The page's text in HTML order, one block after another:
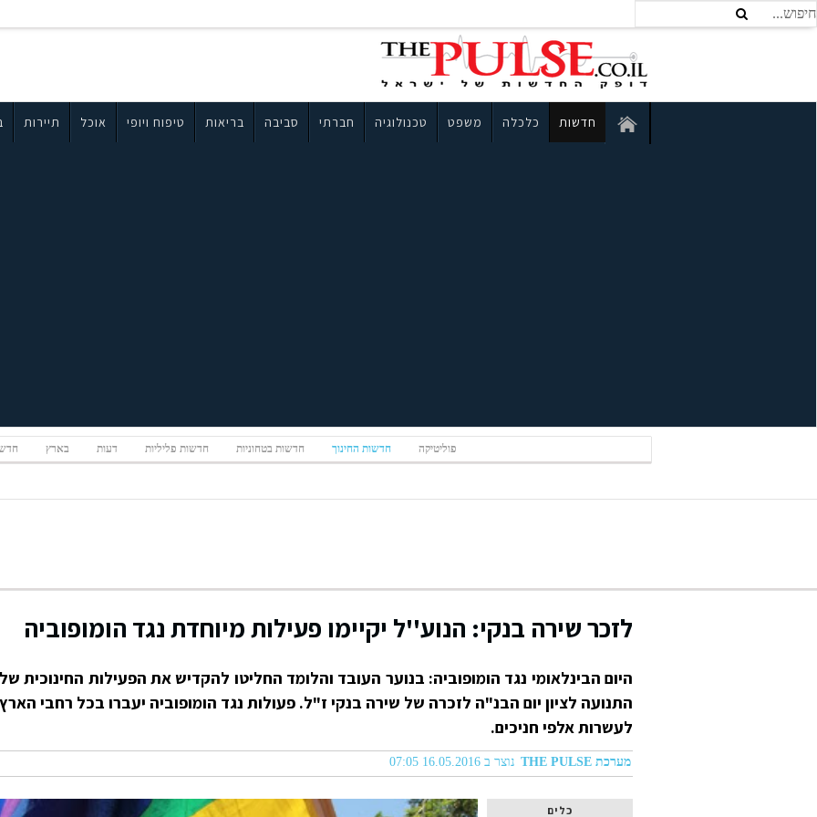
חדשות כלכלה משפט טכנולוגיה חברתי סביבה בריאות טיפוח ויופי אוכל תיירות
פוליטיקה חדשות החינוך חדשות בטחוניות חדשות פליליות דעות בארץ
לזכר שירה בנקי: הנוע''ל יקיימו פעילות מיוחדת נגד הומופוביה
היום הבינלאומי נגד הומופוביה: בנוער העובד והלומד החליטו להקדיש את הפעילות החינוכית של
התנועה לציון יום הבנ"ה לזכרה של שירה בנקי ז"ל. פעולות נגד הומופוביה יעברו בכל רחבי הארץ
לעשרות אלפי חניכים.
מערכת THE PULSE נוצר ב 16.05.2016 07:05
כלים